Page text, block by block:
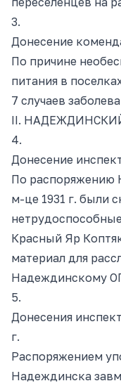
3.
Донесение
По причине
питания в
7 случаев
II.
4.
Донесение
По распоряжению
м-це 1931 г. были
Красный Яр
материал для
Надеждинскому
5.
Донесения
г.
Распоряжением
Надеждинска